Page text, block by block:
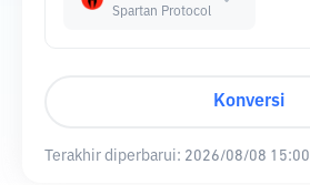
Spartan Protocol
Konversi
Terakhir diperbarui: 2026/08/08 15:00